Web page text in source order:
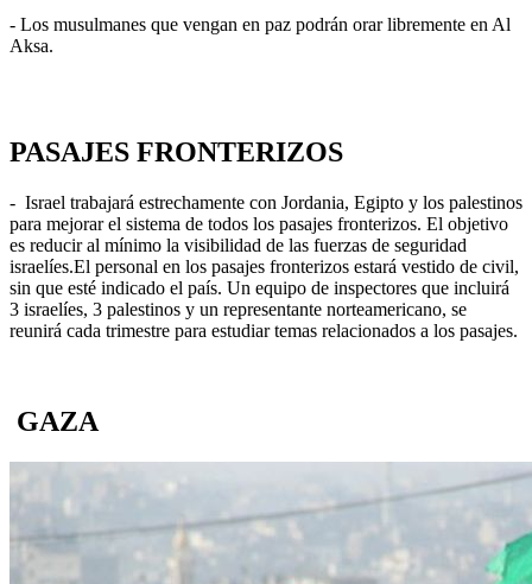
- Los musulmanes que vengan en paz podrán orar libremente en Al
Aksa.
PASAJES FRONTERIZOS
- Israel trabajará estrechamente con Jordania, Egipto y los palestinos
para mejorar el sistema de todos los pasajes fronterizos. El objetivo
es reducir al mínimo la visibilidad de las fuerzas de seguridad
israelíes.El personal en los pasajes fronterizos estará vestido de civil,
sin que esté indicado el país. Un equipo de inspectores que incluirá
3 israelíes, 3 palestinos y un representante norteamericano, se
reunirá cada trimestre para estudiar temas relacionados a los pasajes.
GAZA